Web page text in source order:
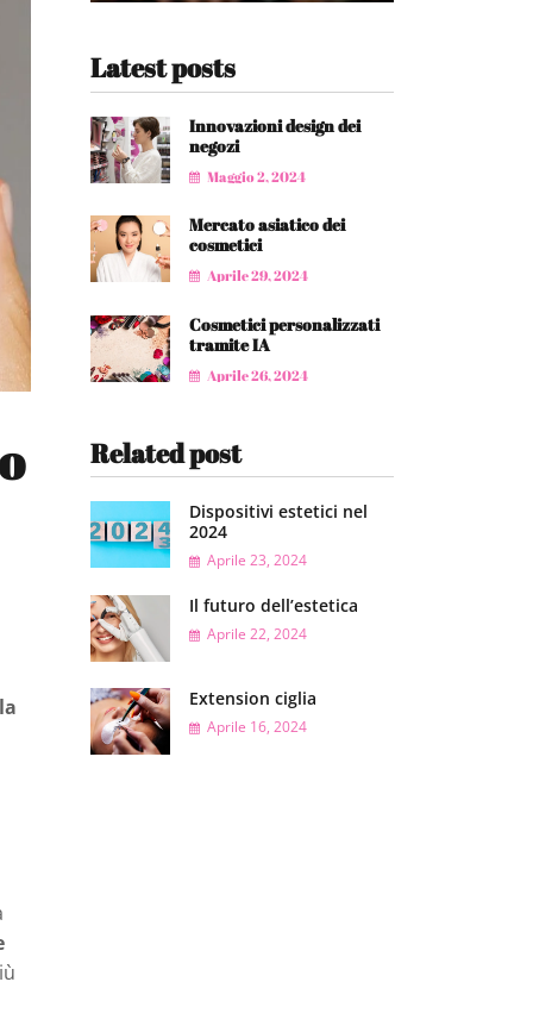
Latest posts
Innovazioni design dei
negozi
Maggio 2, 2024
Mercato asiatico dei
cosmetici
Aprile 29, 2024
Cosmetici personalizzati
tramite IA
Aprile 26, 2024
Related post
Dispositivi estetici nel
2024
Aprile 23, 2024
Il futuro dell’estetica
Aprile 22, 2024
Extension ciglia
Aprile 16, 2024